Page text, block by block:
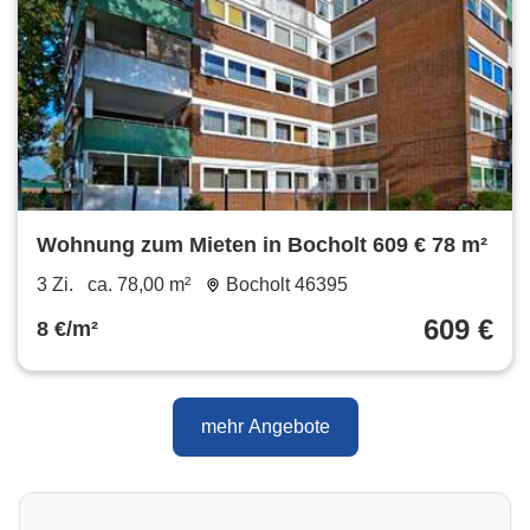
Wohnung zum Mieten in Bocholt 609 € 78 m²
3 Zi. ca. 78,00 m² Bocholt 46395
8 €/m² 609 €
mehr Angebote